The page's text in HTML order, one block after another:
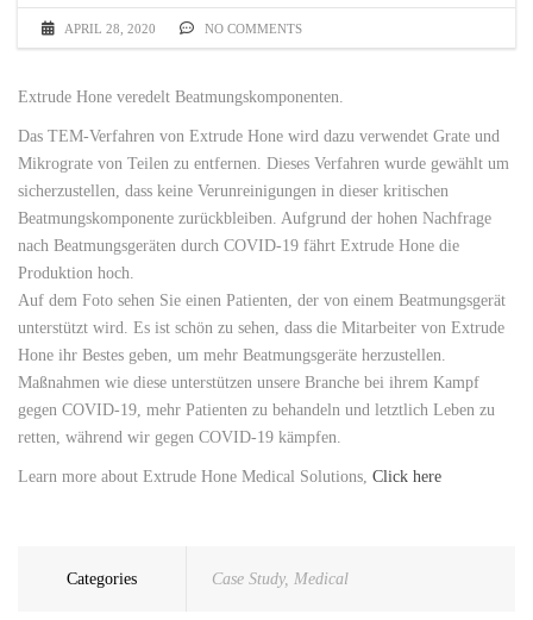
APRIL 28, 2020 NO COMMENTS
Extrude Hone veredelt Beatmungskomponenten.
Das TEM-Verfahren von Extrude Hone wird dazu verwendet Grate und
Mikrograte von Teilen zu entfernen. Dieses Verfahren wurde gewählt um
sicherzustellen, dass keine Verunreinigungen in dieser kritischen
Beatmungskomponente zurückbleiben. Aufgrund der hohen Nachfrage
nach Beatmungsgeräten durch COVID-19 fährt Extrude Hone die
Produktion hoch.
Auf dem Foto sehen Sie einen Patienten, der von einem Beatmungsgerät
unterstützt wird. Es ist schön zu sehen, dass die Mitarbeiter von Extrude
Hone ihr Bestes geben, um mehr Beatmungsgeräte herzustellen.
Maßnahmen wie diese unterstützen unsere Branche bei ihrem Kampf
gegen COVID-19, mehr Patienten zu behandeln und letztlich Leben zu
retten, während wir gegen COVID-19 kämpfen.
Learn more about Extrude Hone Medical Solutions, Click here
Categories Case Study, Medical